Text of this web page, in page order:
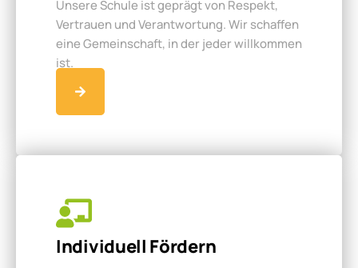
Unsere Schule ist geprägt von Respekt,
Vertrauen und Verantwortung. Wir schaffen
eine Gemeinschaft, in der jeder willkommen
ist.
Individuell Fördern